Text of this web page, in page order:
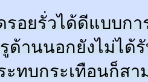
อยรั่วได้ดีแบบก
ด้านนอกยังไม่ได้
ะทบกระเทือนก็ส